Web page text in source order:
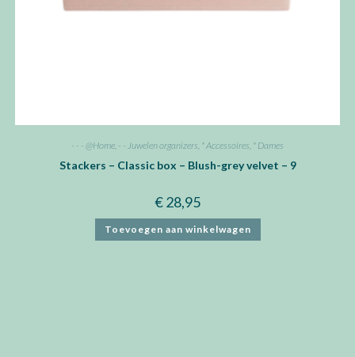
- - - @Home, - - Juwelen organizers, * Accessoires, * Dames
Stackers – Classic box – Blush-grey velvet – 9
€28,95
Toevoegen aan winkelwagen